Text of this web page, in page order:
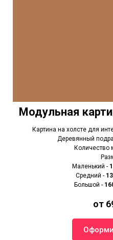
Модульная
Картина на холсте для
Деревянный
Количество
Маленький -
Средний -
Большой -
от